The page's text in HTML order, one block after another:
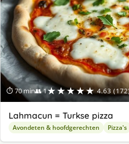
⏱ 70 min👥 1★★★★★ 4.63
Lahmacun = Turkse pizza
Avondeten & hoofdgerechten Pizza's